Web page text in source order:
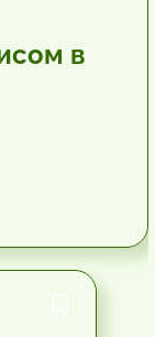
в